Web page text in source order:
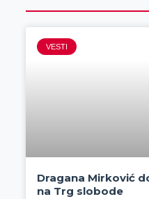
VESTI
Dragana Mirković
na Trg slobode